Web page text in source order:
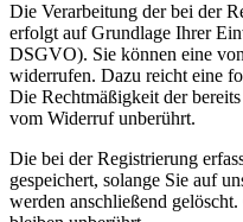
Die Verarbeitung der bei der
erfolgt auf Grundlage Ihrer
DSGVO). Sie können eine
widerrufen. Dazu reicht eine
Die Rechtmäßigkeit der
vom Widerruf unberührt.
Die bei der Registrierung
gespeichert, solange Sie auf
werden anschließend